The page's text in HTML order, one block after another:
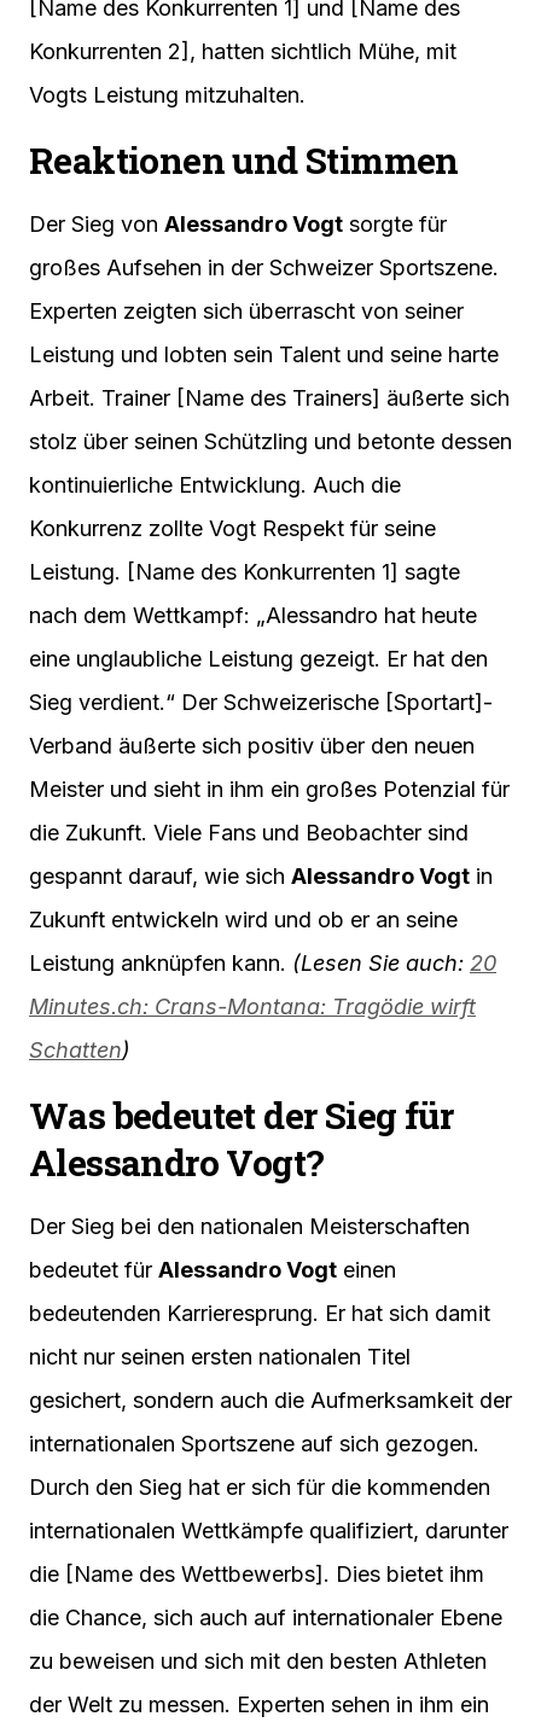
[Name des Konkurrenten 1] und [Name des
Konkurrenten 2], hatten sichtlich Mühe, mit
Vogts Leistung mitzuhalten.
Reaktionen und Stimmen
Der Sieg von Alessandro Vogt sorgte für
großes Aufsehen in der Schweizer Sportszene.
Experten zeigten sich überrascht von seiner
Leistung und lobten sein Talent und seine harte
Arbeit. Trainer [Name des Trainers] äußerte sich
stolz über seinen Schützling und betonte dessen
kontinuierliche Entwicklung. Auch die
Konkurrenz zollte Vogt Respekt für seine
Leistung. [Name des Konkurrenten 1] sagte
nach dem Wettkampf: „Alessandro hat heute
eine unglaubliche Leistung gezeigt. Er hat den
Sieg verdient.“ Der Schweizerische [Sportart]-
Verband äußerte sich positiv über den neuen
Meister und sieht in ihm ein großes Potenzial für
die Zukunft. Viele Fans und Beobachter sind
gespannt darauf, wie sich Alessandro Vogt in
Zukunft entwickeln wird und ob er an seine
Leistung anknüpfen kann. (Lesen Sie auch: 20
Minutes.ch: Crans-Montana: Tragödie wirft
Schatten)
Was bedeutet der Sieg für
Alessandro Vogt?
Der Sieg bei den nationalen Meisterschaften
bedeutet für Alessandro Vogt einen
bedeutenden Karrieresprung. Er hat sich damit
nicht nur seinen ersten nationalen Titel
gesichert, sondern auch die Aufmerksamkeit der
internationalen Sportszene auf sich gezogen.
Durch den Sieg hat er sich für die kommenden
internationalen Wettkämpfe qualifiziert, darunter
die [Name des Wettbewerbs]. Dies bietet ihm
die Chance, sich auch auf internationaler Ebene
zu beweisen und sich mit den besten Athleten
der Welt zu messen. Experten sehen in ihm ein